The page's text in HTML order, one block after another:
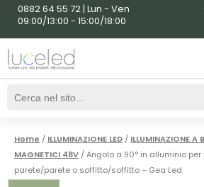
0882 64 55 72 | Lun - Ven
09:00/13:00 - 15:00/18:00
Home / ILLUMINAZIONE LED / ILLUMINAZIONE A
MAGNETICI 48V / Angolo a 90° in alluminio per
parete/parete o soffitto/soffitto – Gea Led